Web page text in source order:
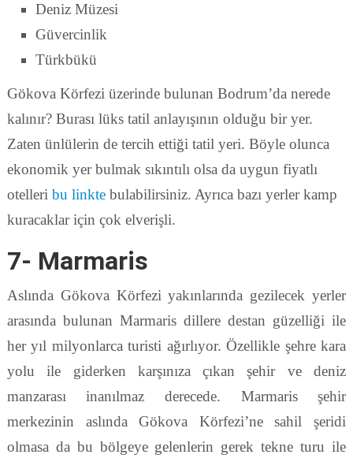
Deniz Müzesi
Güvercinlik
Türkbükü
Gökova Körfezi üzerinde bulunan Bodrum’da nerede
kalınır? Burası lüks tatil anlayışının olduğu bir yer.
Zaten ünlülerin de tercih ettiği tatil yeri. Böyle olunca
ekonomik yer bulmak sıkıntılı olsa da uygun fiyatlı
otelleri bu linktebulabilirsiniz. Ayrıca bazı yerler kamp
kuracaklar için çok elverişli.
7- Marmaris
Aslında Gökova Körfezi yakınlarında gezilecek yerler
arasında bulunan Marmaris dillere destan güzelliği ile
her yıl milyonlarca turisti ağırlıyor. Özellikle şehre kara
yolu ile giderken karşınıza çıkan şehir ve deniz
manzarası inanılmaz derecede. Marmaris şehir
merkezinin aslında Gökova Körfezi’ne sahil şeridi
olmasa da bu bölgeye gelenlerin gerek tekne turu ile